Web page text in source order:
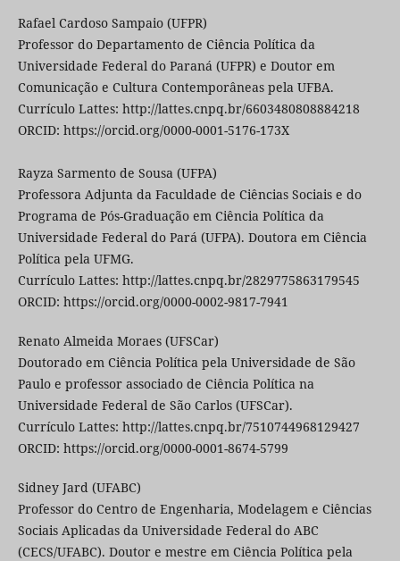
Rafael Cardoso Sampaio (UFPR)
Professor do Departamento de Ciência Política da
Universidade Federal do Paraná (UFPR) e Doutor em
Comunicação e Cultura Contemporâneas pela UFBA.
Currículo Lattes: http://lattes.cnpq.br/6603480808884218
ORCID: https://orcid.org/0000-0001-5176-173X
Rayza Sarmento de Sousa (UFPA)
Professora Adjunta da Faculdade de Ciências Sociais e do
Programa de Pós-Graduação em Ciência Política da
Universidade Federal do Pará (UFPA). Doutora em Ciência
Política pela UFMG.
Currículo Lattes: http://lattes.cnpq.br/2829775863179545
ORCID: https://orcid.org/0000-0002-9817-7941
Renato Almeida Moraes (UFSCar)
Doutorado em Ciência Política pela Universidade de São
Paulo e professor associado de Ciência Política na
Universidade Federal de São Carlos (UFSCar).
Currículo Lattes: http://lattes.cnpq.br/7510744968129427
ORCID: https://orcid.org/0000-0001-8674-5799
Sidney Jard (UFABC)
Professor do Centro de Engenharia, Modelagem e Ciências
Sociais Aplicadas da Universidade Federal do ABC
(CECS/UFABC). Doutor e mestre em Ciência Política pela